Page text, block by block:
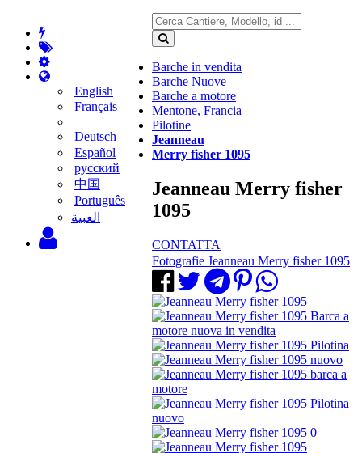
English
Français
Deutsch
Español
русский
中国
Português
‫العبية
Barche in vendita
Barche Nuove
Barche a motore
Mentone, Francia
Pilotine
Jeanneau
Merry fisher 1095
Jeanneau Merry fisher
1095
CONTATTA
Fotografie Jeanneau Merry fisher 1095